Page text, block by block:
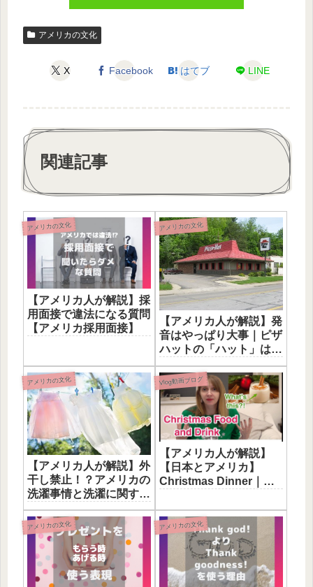
アメリカの文化
X Facebook はてブ LINE
関連記事
アメリカの文化
【アメリカ人が解説】採
用面接で違法になる質問
【アメリカ採用面接】
アメリカの文化
【アメリカ人が解説】発
音はやっぱり大事｜ピザ
ハットの「ハット」は帽
子じゃなくて…
アメリカの文化
【アメリカ人が解説】外
干し禁止！？アメリカの
洗濯事情と洗濯に関する
英語表現
Vlog動画ブログ
【アメリカ人が解説】
【日本とアメリカ】
Christmas Dinner｜ク
アメリカの文化 アメリカの文化